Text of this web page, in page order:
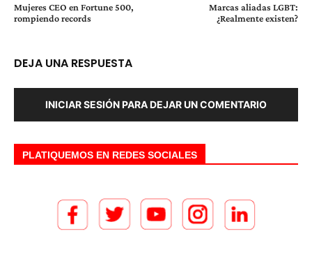
Mujeres CEO en Fortune 500,
rompiendo records
Marcas aliadas LGBT:
¿Realmente existen?
DEJA UNA RESPUESTA
INICIAR SESIÓN PARA DEJAR UN COMENTARIO
PLATIQUEMOS EN REDES SOCIALES